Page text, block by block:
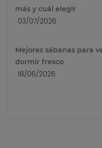
más y cuál elegir
03/07/2026
Mejores sábanas para
dormir fresco
18/06/2026